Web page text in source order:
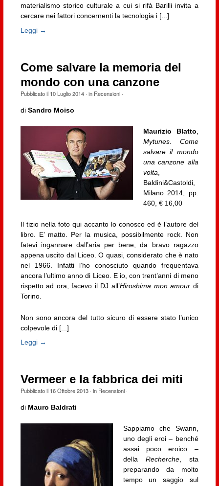
materialismo storico culturale a cui si rifà Barilli invita a
cercare nei fattori concernenti la tecnologia i [...]
Leggi →
Come salvare la memoria del
mondo con una canzone
Pubblicato il 10 Luglio 2014· in Recensioni·
di Sandro Moiso
Maurizio Blatto
Mytunes. Come
salvare il mondo
una canzone alla
volta
Baldini&Castoldi,
Milano 2014, pp.
460, € 16,00
Il tizio nella foto qui accanto lo conosco ed è l’autore del
libro. E’ matto. Per la musica, possibilmente rock. Non
fatevi ingannare dall’aria per bene, da bravo ragazzo
appena uscito dal Liceo. O quasi, considerato che è nato
nel 1966. Infatti l’ho conosciuto quando frequentava
ancora l’ultimo anno di Liceo. E io, con trent’anni di meno
rispetto ad ora, facevo il DJ all’Hiroshima mon amour di
Torino.
Non sono ancora del tutto sicuro di essere stato l’unico
colpevole di [...]
Leggi →
Vermeer e la fabbrica dei miti
Pubblicato il 16 Ottobre 2013· in Recensioni·
di Mauro Baldrati
Sappiamo che Swann,
uno degli eroi – benché
assai poco eroico –
della Recherche, sta
preparando da molto
tempo un saggio sul